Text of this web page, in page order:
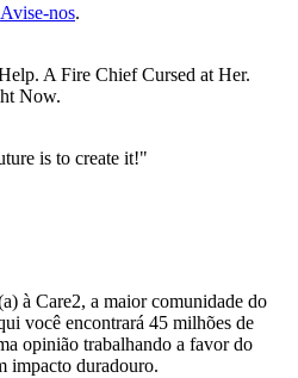
Avise-nos.
A Fire Chief Cursed at Her.
Now.
is to create it!"
à Care2, a maior comunidade do
você encontrará 45 milhões de
opinião trabalhando a favor do
impacto duradouro.